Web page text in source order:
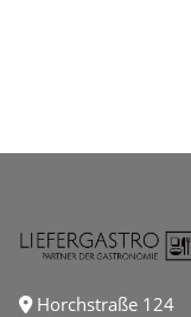
Horchstraße 124